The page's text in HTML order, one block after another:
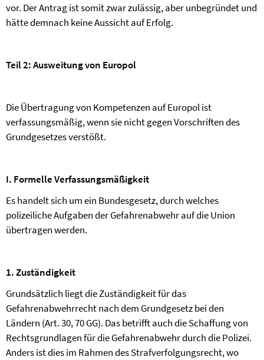
vor. Der Antrag ist somit zwar zulässig, aber unbegründet und
hätte demnach keine Aussicht auf Erfolg.
Teil 2: Ausweitung von Europol
Die Übertragung von Kompetenzen auf Europol ist
verfassungsmäßig, wenn sie nicht gegen Vorschriften des
Grundgesetzes verstößt.
I. Formelle Verfassungsmäßigkeit
Es handelt sich um ein Bundesgesetz, durch welches
polizeiliche Aufgaben der Gefahrenabwehr auf die Union
übertragen werden.
1. Zuständigkeit
Grundsätzlich liegt die Zuständigkeit für das
Gefahrenabwehrrecht nach dem Grundgesetz bei den
Ländern (Art. 30, 70 GG). Das betrifft auch die Schaffung von
Rechtsgrundlagen für die Gefahrenabwehr durch die Polizei.
Anders ist dies im Rahmen des Strafverfolgungsrecht, wo